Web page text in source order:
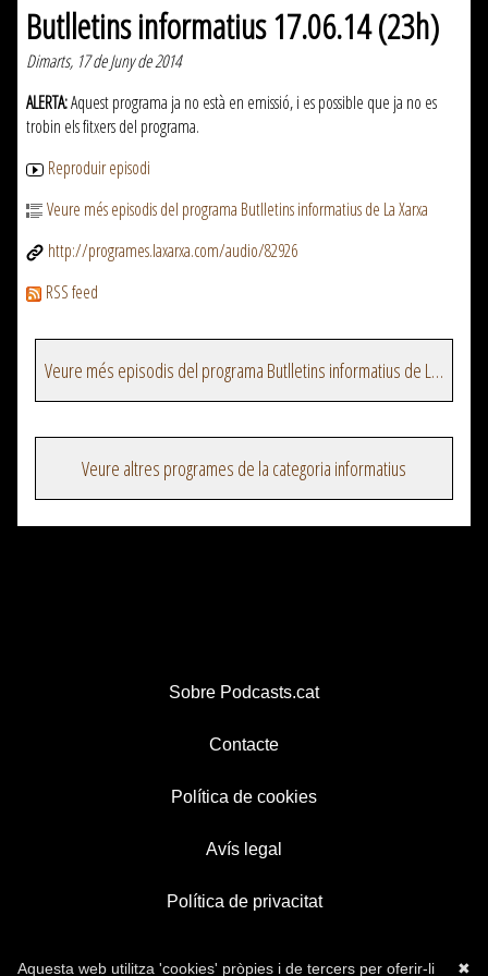
Butlletins informatius 17.06.14 (23h)
Dimarts, 17 de Juny de 2014
ALERTA:Aquest programa ja no està en emissió, i es possible que ja no es
trobin els fitxers del programa.
Reproduir episodi
Veure més episodis del programa Butlletins informatius de La Xarxa
http://programes.laxarxa.com/audio/82926
RSS feed
Veure més episodis del programa Butlletins informatius de La Xarxa
Veure altres programes de la categoria informatius
Sobre Podcasts.cat
Contacte
Política de cookies
Avís legal
Política de privacitat
✖
Aquesta web utilitza 'cookies' pròpies i de tercers per oferir-li